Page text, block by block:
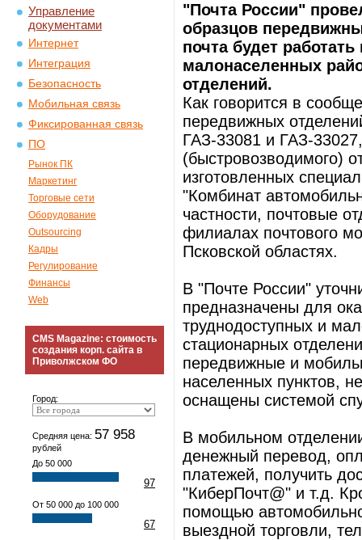
Управление
документами
Интернет
Интеграция
Безопасность
Мобильная связь
Фиксированная связь
ПО
Рынок ПК
Маркетинг
Торговые сети
Оборудование
Outsourcing
Кадры
Регулирование
Финансы
Web
CMS Magazine: стоимость
создания корп. сайта в
Приволжском ФО
Город:
Средняя цена: 57 958
рублей
До 50 000
97
От 50 000 до 100 000
67
"Почта России"
образцов
почта будет
малонаселенных
отделений.
Как говорится в
передвижных
ГАЗ-33081 и ГАЗ-
(быстровозводимого)
изготовленных
"Комбинат
частности, почтовые
филиалах почтового
Псковской областях.
В "Почте России"
предназначены для
труднодоступных и
стационарных
передвижные и
населенных пунктов,
оснащены системой
В мобильном
денежный перевод,
платежей, получить
"КиберПочт@" и т.д.
помощью
выездной торговли,